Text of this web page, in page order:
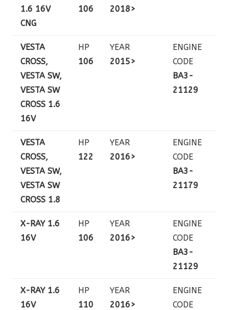
1.6 16V
CNG
106
2018>
VESTA
CROSS,
VESTA SW,
VESTA SW
CROSS 1.6
16V
HP
106
YEAR
2015>
ENGINE
CODE
BA3-
21129
VESTA
CROSS,
VESTA SW,
VESTA SW
CROSS 1.8
HP
122
YEAR
2016>
ENGINE
CODE
BA3-
21179
X-RAY 1.6
16V
HP
106
YEAR
2016>
ENGINE
CODE
BA3-
21129
X-RAY 1.6
16V
HP
110
YEAR
2016>
ENGINE
CODE